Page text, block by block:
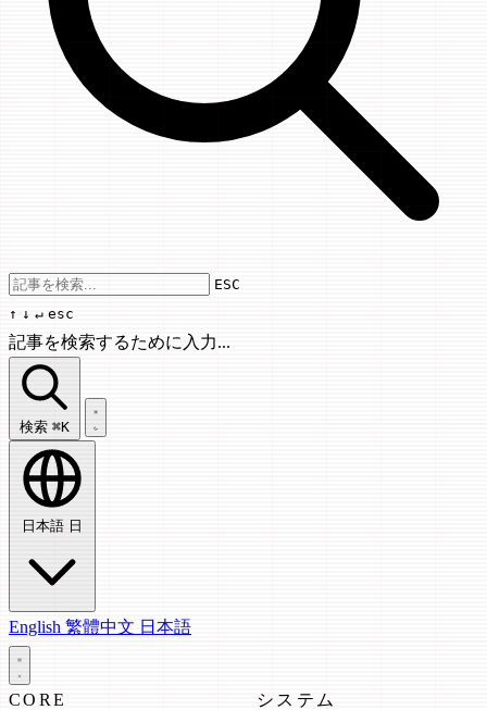
Use arrow keys to navigate results,
ESC
↑ ↓ ↵ esc
記事を検索するために入力...
記事を検索...
検索 ⌘K
日本語 日
English 繁體中文 日本語
CORE システム